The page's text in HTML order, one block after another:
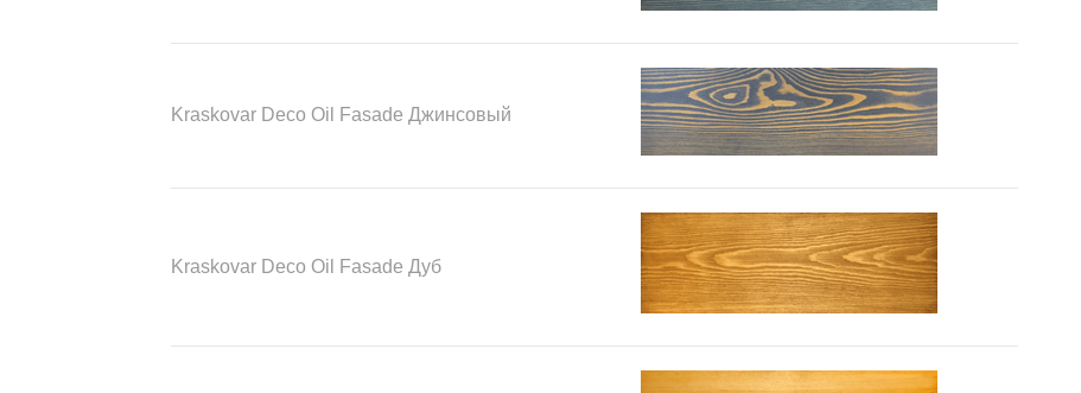
Kraskovar Deco Oil Fasade Джинсовый
Kraskovar Deco Oil Fasade Дуб